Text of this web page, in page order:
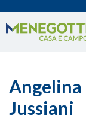
Angelina
Jussiani